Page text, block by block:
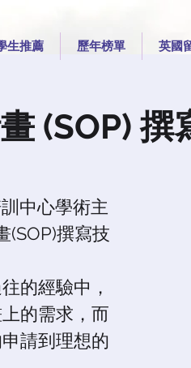
生推薦 歷年榜單 英國
(SOP) 撰
中心學術主
撰寫技
的經驗中，
的需求，而
請到理想的